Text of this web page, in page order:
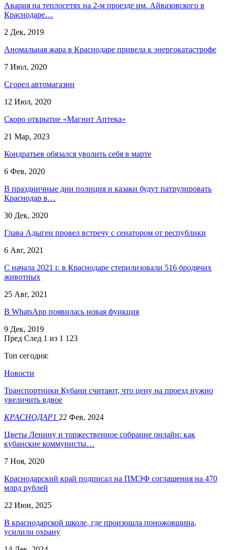
Авария на теплосетях на 2-м проезде им. Айвазовского в
Краснодаре…
2 Дек, 2019
Аномальная жара в Краснодаре привела к энергокатастрофе
7 Июл, 2020
Сгорел автомагазин
12 Июл, 2020
Скоро открытие «Магнит Аптека»
21 Мар, 2023
Кондратьев обязался уволить себя в марте
6 Фев, 2020
В праздничные дни полиция и казаки будут патрулировать
Краснодар в…
30 Дек, 2020
Глава Адыгеи провел встречу с сенатором от республики
6 Авг, 2021
С начала 2021 г. в Краснодаре стерилизовали 516 бродячих
животных
25 Авг, 2021
В WhatsApp появилась новая функция
9 Дек, 2019
Пред След 1 из 1 123
Топ сегодня:
Новости
Транспортники Кубани считают, что цену на проезд нужно
увеличить вдвое
КРАСНОДАР1 22 Фев, 2024
Цветы Ленину и торжественное собрание онлайн: как
кубанские коммунисты…
7 Ноя, 2020
Краснодарский край подписал на ПМЭФ соглашения на 470
млрд рублей
22 Июн, 2025
В краснодарской школе, где произошла поножовщина,
усилили охрану